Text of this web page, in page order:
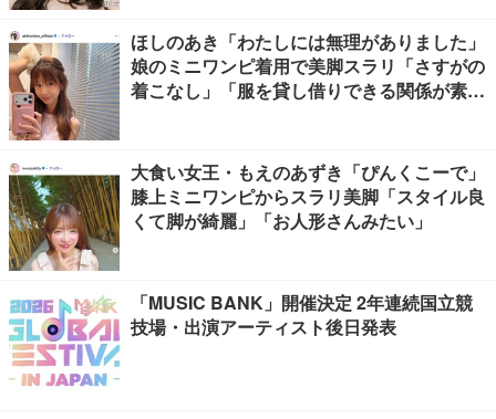
ほしのあき「わたしには無理がありました」
娘のミニワンピ着用で美脚スラリ「さすがの
着こなし」「服を貸し借りできる関係が素
大食い女王・もえのあずき「ぴんくこーで」
膝上ミニワンピからスラリ美脚「スタイル良
くて脚が綺麗」「お人形さんみたい」
「MUSIC BANK」開催決定 2年連続国立競
技場・出演アーティスト後日発表